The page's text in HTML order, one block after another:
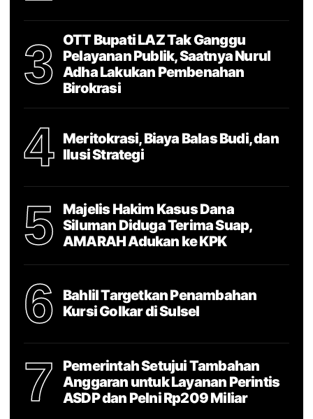
3
OTT Bupati LAZ Tak Ganggu
Pelayanan Publik, Saatnya Nurul
Adha Lakukan Pembenahan
Birokrasi
4
Meritokrasi, Biaya Balas Budi, dan
Ilusi Strategi
5
Majelis Hakim Kasus Dana
Siluman Diduga Terima Suap,
AMARAH Adukan ke KPK
6
Bahlil Targetkan Penambahan
Kursi Golkar di Sulsel
7
Pemerintah Setujui Tambahan
Anggaran untuk Layanan Perintis
ASDP dan Pelni Rp209 Miliar